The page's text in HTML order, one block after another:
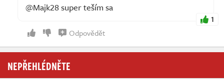
@Majk28 super teším sa
1
Odpovědět
NEPŘEHLÉDNĚTE